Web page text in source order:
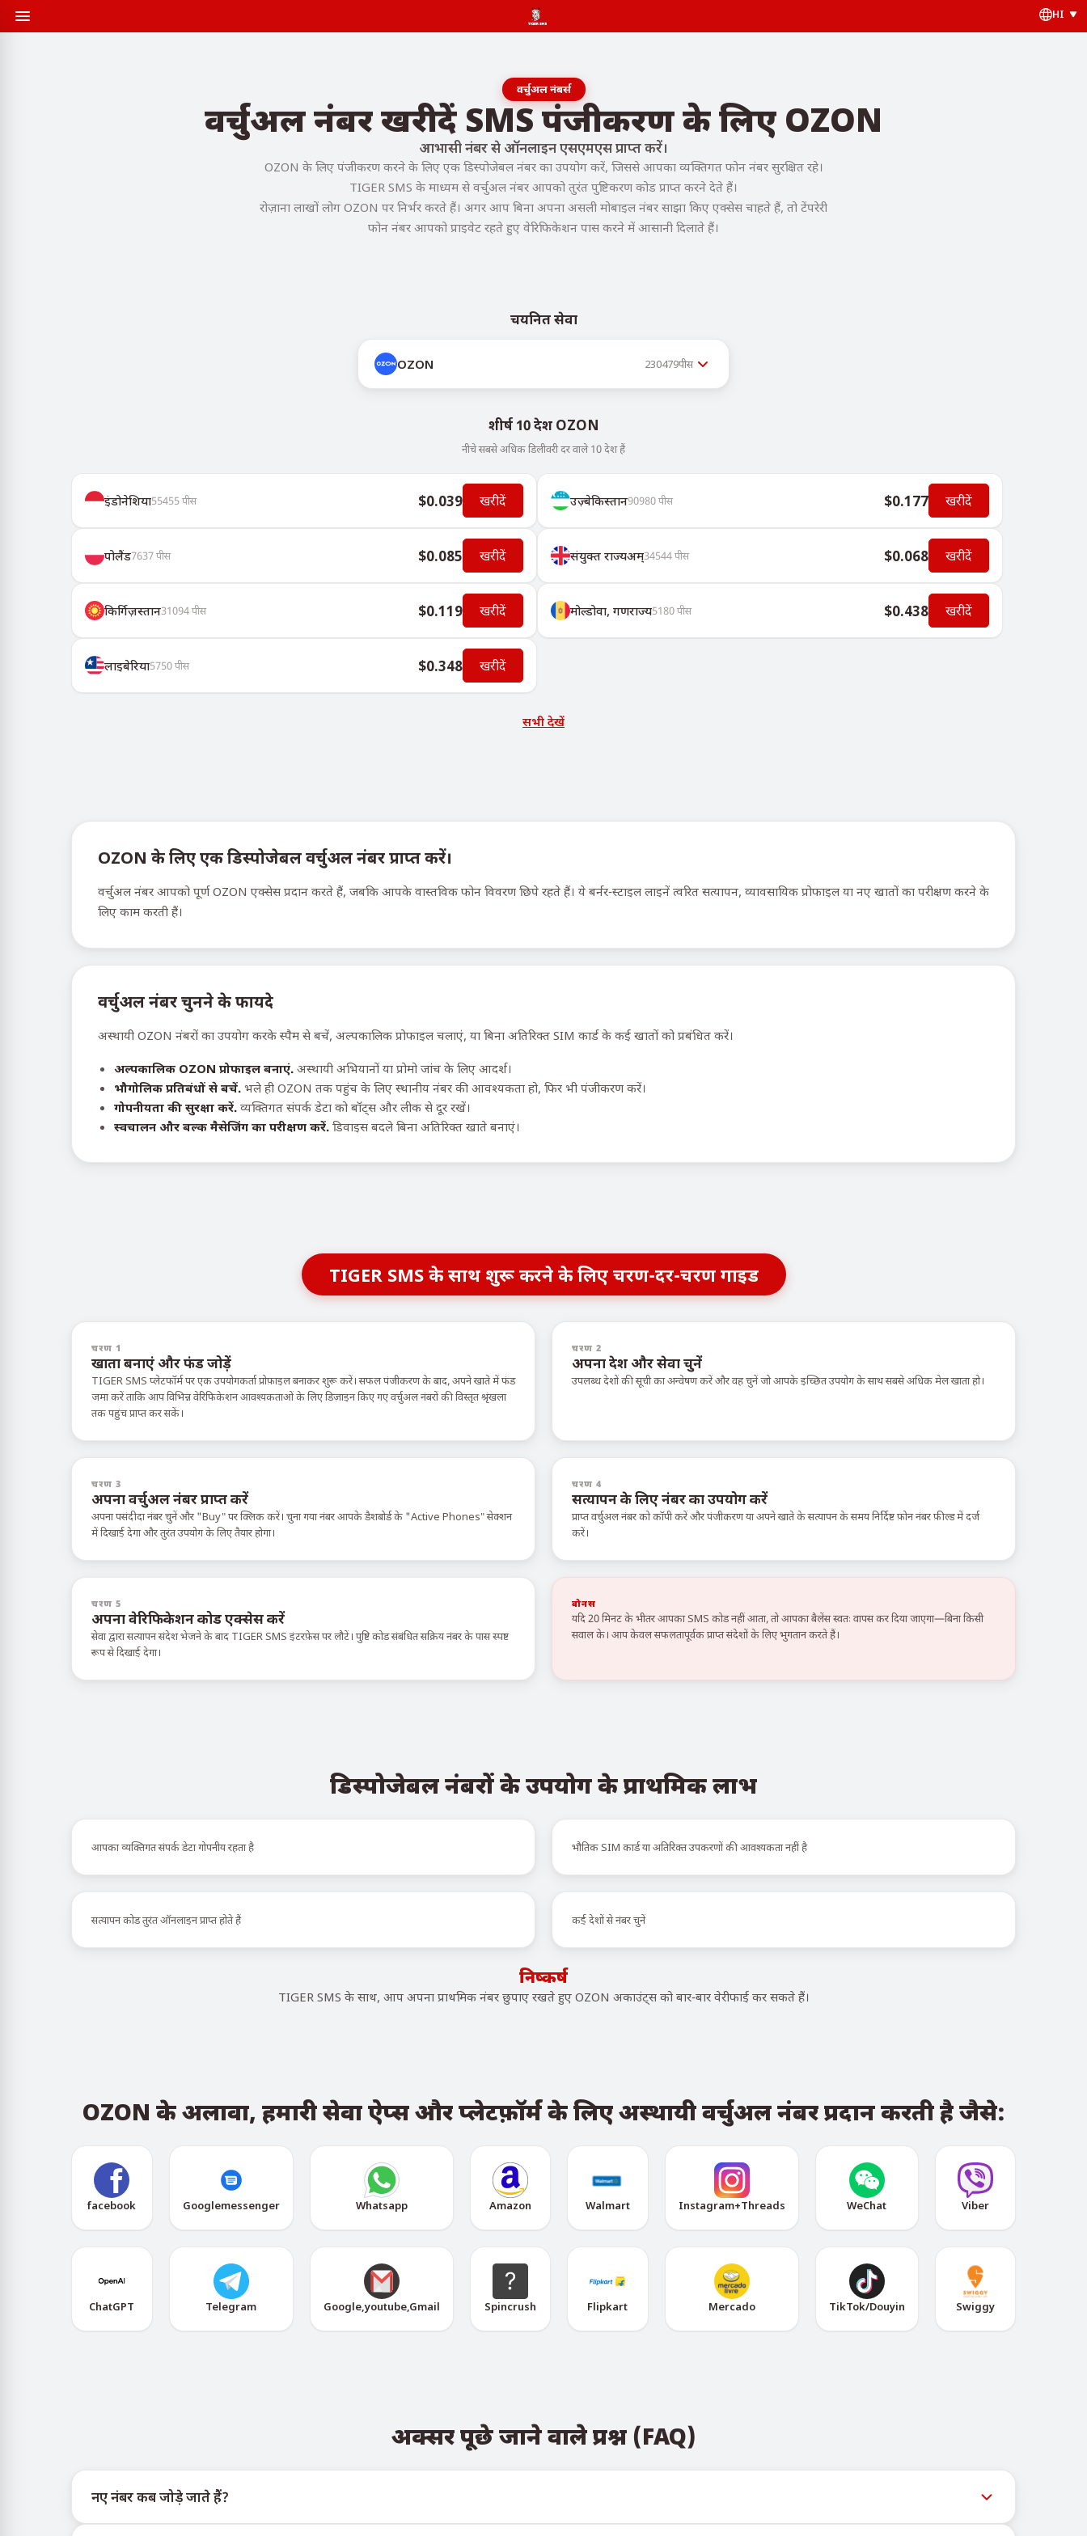
HI
वर्चुअल नंबर्स
वर्चुअल नंबर खरीदें SMS पंजीकरण के लिए OZON
आभासी नंबर से ऑनलाइन एसएमएस प्राप्त करें।
OZON के लिए पंजीकरण करने के लिए एक डिस्पोजेबल नंबर का उपयोग करें, जिससे आपका व्यक्तिगत फोन नंबर सुरक्षित रहे।
TIGER SMS के माध्यम से वर्चुअल नंबर आपको तुरंत पुष्टिकरण कोड प्राप्त करने देते हैं।
रोज़ाना लाखों लोग OZON पर निर्भर करते हैं। अगर आप बिना अपना असली मोबाइल नंबर साझा किए एक्सेस चाहते हैं, तो टेंपरेरी
फोन नंबर आपको प्राइवेट रहते हुए वेरिफिकेशन पास करने में आसानी दिलाते हैं।
चयनित सेवा
OZON 230479पीस
शीर्ष 10 देश OZON
नीचे सबसे अधिक डिलीवरी दर वाले 10 देश हैं
इंडोनेशिया55455पीस $0.039 खरीदें उज़्बेकिस्तान90980पीस $0.177 खरीदें
पोलैंड7637पीस $0.085 खरीदें संयुक्त राज्यअम्34544पीस $0.068 खरीदें
किर्गिज़स्तान31094पीस $0.119 खरीदें मोल्डोवा, गणराज्य5180पीस $0.438 खरीदें
लाइबेरिया5750पीस $0.348 खरीदें
सभी देखें
OZON के लिए एक डिस्पोजेबल वर्चुअल नंबर प्राप्त करें।
वर्चुअल नंबर आपको पूर्ण OZON एक्सेस प्रदान करते हैं, जबकि आपके वास्तविक फोन विवरण छिपे रहते हैं। ये बर्नर-स्टाइल लाइनें त्वरित सत्यापन, व्यावसायिक प्रोफाइल या नए खातों का परीक्षण करने के
लिए काम करती हैं।
वर्चुअल नंबर चुनने के फायदे
अस्थायी OZON नंबरों का उपयोग करके स्पैम से बचें, अल्पकालिक प्रोफाइल चलाएं, या बिना अतिरिक्त SIM कार्ड के कई खातों को प्रबंधित करें।
अल्पकालिक OZON प्रोफाइल बनाएं. अस्थायी अभियानों या प्रोमो जांच के लिए आदर्श।
भौगोलिक प्रतिबंधों से बचें. भले ही OZON तक पहुंच के लिए स्थानीय नंबर की आवश्यकता हो, फिर भी पंजीकरण करें।
गोपनीयता की सुरक्षा करें. व्यक्तिगत संपर्क डेटा को बॉट्स और लीक से दूर रखें।
स्वचालन और बल्क मैसेजिंग का परीक्षण करें. डिवाइस बदले बिना अतिरिक्त खाते बनाएं।
TIGER SMS के साथ शुरू करने के लिए चरण-दर-चरण गाइड
चरण 1
खाता बनाएं और फंड जोड़ें
TIGER SMS प्लेटफॉर्म पर एक उपयोगकर्ता प्रोफ़ाइल बनाकर शुरू करें। सफल पंजीकरण के बाद, अपने खाते में फंड
जमा करें ताकि आप विभिन्न वेरिफिकेशन आवश्यकताओं के लिए डिज़ाइन किए गए वर्चुअल नंबरों की विस्तृत श्रृंखला
तक पहुंच प्राप्त कर सकें।
चरण 2
अपना देश और सेवा चुनें
उपलब्ध देशों की सूची का अन्वेषण करें और वह चुनें जो आपके इच्छित उपयोग के साथ सबसे अधिक मेल खाता हो।
चरण 3
अपना वर्चुअल नंबर प्राप्त करें
अपना पसंदीदा नंबर चुनें और "Buy" पर क्लिक करें। चुना गया नंबर आपके डैशबोर्ड के "Active Phones" सेक्शन
में दिखाई देगा और तुरंत उपयोग के लिए तैयार होगा।
चरण 4
सत्यापन के लिए नंबर का उपयोग करें
प्राप्त वर्चुअल नंबर को कॉपी करें और पंजीकरण या अपने खाते के सत्यापन के समय निर्दिष्ट फ़ोन नंबर फ़ील्ड में दर्ज
करें।
चरण 5
अपना वेरिफिकेशन कोड एक्सेस करें
सेवा द्वारा सत्यापन संदेश भेजने के बाद TIGER SMS इंटरफ़ेस पर लौटें। पुष्टि कोड संबंधित सक्रिय नंबर के पास स्पष्ट
रूप से दिखाई देगा।
बोनस
यदि 20 मिनट के भीतर आपका SMS कोड नहीं आता, तो आपका बैलेंस स्वतः वापस कर दिया जाएगा—बिना किसी
सवाल के। आप केवल सफलतापूर्वक प्राप्त संदेशों के लिए भुगतान करते हैं।
डिस्पोजेबल नंबरों के उपयोग के प्राथमिक लाभ
आपका व्यक्तिगत संपर्क डेटा गोपनीय रहता है भौतिक SIM कार्ड या अतिरिक्त उपकरणों की आवश्यकता नहीं है
सत्यापन कोड तुरंत ऑनलाइन प्राप्त होते हैं कई देशों से नंबर चुनें
निष्कर्ष
TIGER SMS के साथ, आप अपना प्राथमिक नंबर छुपाए रखते हुए OZON अकाउंट्स को बार-बार वेरीफाई कर सकते हैं।
OZON के अलावा, हमारी सेवा ऐप्स और प्लेटफ़ॉर्म के लिए अस्थायी वर्चुअल नंबर प्रदान करती है जैसे:
facebook Googlemessenger Whatsapp Amazon Walmart Instagram+Threads WeChat Viber
ChatGPT Telegram Google,youtube,Gmail Spincrush Flipkart Mercado TikTok/Douyin Swiggy
अक्सर पूछे जाने वाले प्रश्न (FAQ)
नए नंबर कब जोड़े जाते हैं?